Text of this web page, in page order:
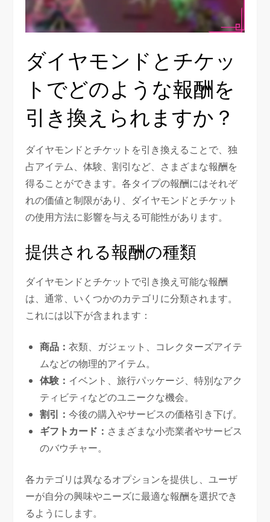
ダイヤモンドとチケッ
トでどのような報酬を
引き換えられますか？
ダイヤモンドとチケットを引き換えることで、独
占アイテム、体験、割引など、さまざまな報酬を
得ることができます。各タイプの報酬にはそれぞ
れの価値と制限があり、ダイヤモンドとチケット
の使用方法に影響を与える可能性があります。
提供される報酬の種類
ダイヤモンドとチケットで引き換え可能な報酬
は、通常、いくつかのカテゴリに分類されます。
これには以下が含まれます：
商品：衣類、ガジェット、コレクターズアイテ
ムなどの物理的アイテム。
体験： イベント、旅行パッケージ、特別なアク
ティビティなどのユニークな機会。
割引：今後の購入やサービスの価格引き下げ。
ギフトカード： さまざまな小売業者やサービス
のバウチャー。
各カテゴリは異なるオプションを提供し、ユーザ
ーが自分の興味やニーズに最適な報酬を選択でき
るようにします。